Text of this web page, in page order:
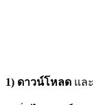
1) ดาวน์โหลด แล